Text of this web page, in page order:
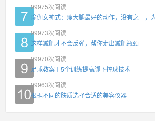
99975次阅读
瑜伽女神式：瘦大腿最好的动作，没有之一，
99973次阅读
这样减肥才不会反弹，帮你走出减肥瓶颈
99970次阅读
足球教案丨5个训练提高脚下控球技术
99963次阅读
根据不同的肤质选择合适的美容仪器